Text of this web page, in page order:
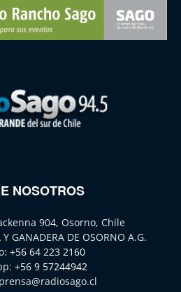
NOSOTROS
904, Osorno, Chile
GANADERA DE OSORNO A.G.
+56 64 223 2160
+56 9 57244942
prensa@radiosago.cl